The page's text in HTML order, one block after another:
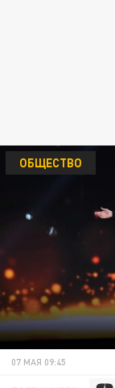
ОБЩЕСТВО
07 МАЯ 09:45